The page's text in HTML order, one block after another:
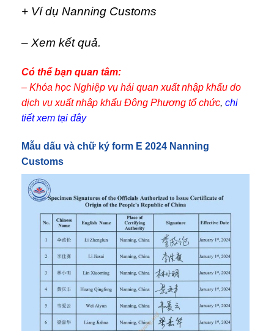
+ Ví dụ Nanning Customs
– Xem kết quả.
Có thể bạn quan tâm:
– Khóa học Nghiệp vụ hải quan xuất nhập khẩu do
dịch vụ xuất nhập khẩu Đông Phương tổ chức, chi
tiết xem tại đây
Mẫu dấu và chữ ký form E 2024 Nanning
Customs